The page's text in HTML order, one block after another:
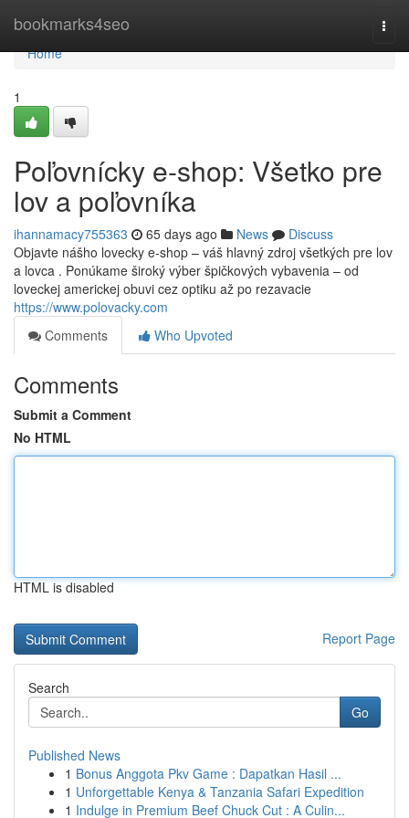
bookmarks4seo
Home
Home
1
Poľovnícky e-shop: Všetko pre
lov a poľovníka
ihannamacy755363 65 days ago News
Discuss
Objavte nášho lovecky e-shop – váš hlavný zdroj všetkých pre lov
a lovca . Ponúkame široký výber špičkových vybavenia – od
loveckej americkej obuvi cez optiku až po rezavacie
https://www.polovacky.com
Comments
Who Upvoted
Comments
Submit a Comment
No HTML
HTML is disabled
Report Page
Search
Go
Published News
1 Bonus Anggota Pkv Game : Dapatkan Hasil ...
1 Unforgettable Kenya & Tanzania Safari Expedition
1 Indulge in Premium Beef Chuck Cut : A Culin...